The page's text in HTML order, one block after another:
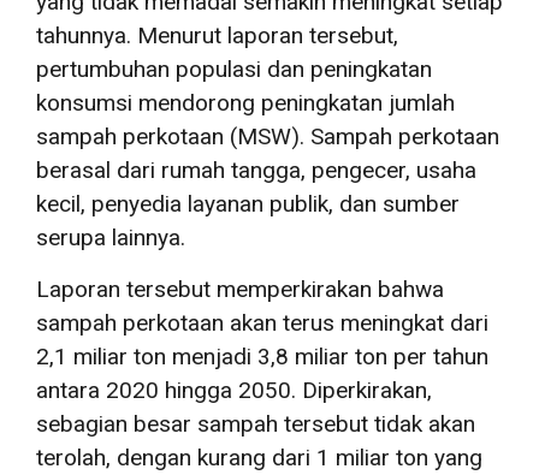
tahunnya. Menurut laporan tersebut,
pertumbuhan populasi dan peningkatan
konsumsi mendorong peningkatan jumlah
sampah perkotaan (MSW). Sampah perkotaan
berasal dari rumah tangga, pengecer, usaha
kecil, penyedia layanan publik, dan sumber
serupa lainnya.
Laporan tersebut memperkirakan bahwa
sampah perkotaan akan terus meningkat dari
2,1 miliar ton menjadi 3,8 miliar ton per tahun
antara 2020 hingga 2050. Diperkirakan,
sebagian besar sampah tersebut tidak akan
terolah, dengan kurang dari 1 miliar ton yang